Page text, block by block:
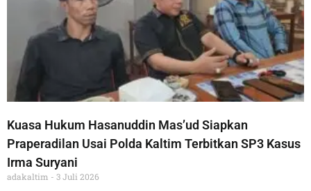
Kuasa Hukum Hasanuddin Mas’ud Siapkan
Praperadilan Usai Polda Kaltim Terbitkan SP3 Kasus
Irma Suryani
adakaltim 3 Juli 2026